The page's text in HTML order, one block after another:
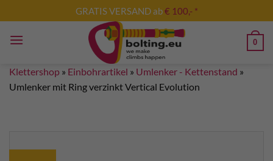
Inhalt
springen
GRATIS VERSAND ab€ 100,- *
0
Klettershop » Einbohrartikel » Umlenker - Kettenstand »
Umlenker mit Ring verzinkt Vertical Evolution